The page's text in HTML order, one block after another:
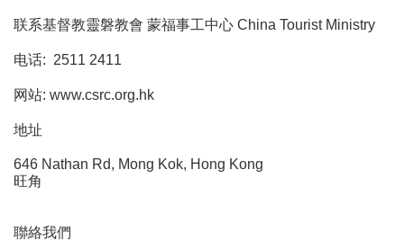
联系基督教靈磐教會 蒙福事工中心 China Tourist Ministry
电话: 2511 2411
网站: www.csrc.org.hk
地址
646 Nathan Rd, Mong Kok, Hong Kong
旺角
聯絡我們